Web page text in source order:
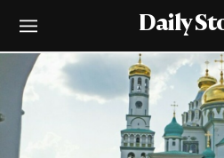
Daily